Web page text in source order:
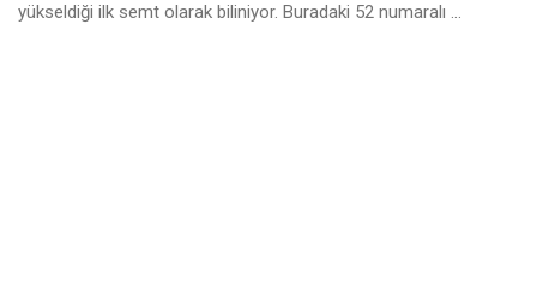
yükseldiği ilk semt olarak biliniyor. Buradaki 52 numaralı ...